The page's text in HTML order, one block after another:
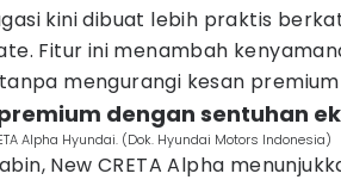
kini dibuat lebih praktis
Fitur ini menambah
mengurangi kesan
dengan sentuhan
Alpha Hyundai. (Dok. Hyundai Motors Indonesia)
New CRETA Alpha